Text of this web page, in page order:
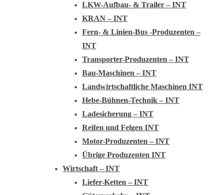
LKW-Aufbau- & Trailer – INT
KRAN – INT
Fern- & Linien-Bus -Produzenten –
INT
Transporter-Produzenten – INT
Bau-Maschinen – INT
Landwirtschaftliche Maschinen INT
Hebe-Bühnen-Technik – INT
Ladesicherung – INT
Reifen und Felgen INT
Motor-Produzenten – INT
Übrige Produzenten INT
Wirtschaft – INT
Liefer-Ketten – INT